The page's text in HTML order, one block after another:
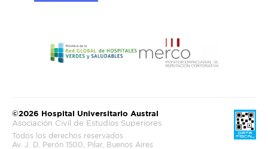
©2026 Hospital Universitario Austral
Asociación Civil de Estudios Superiores
Todos los derechos reservados
Av. J. D. Perón 1500, Pilar, Buenos Aires